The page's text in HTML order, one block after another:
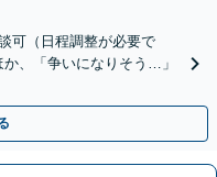
可（日程調整が必要で
、「争いになりそう…」